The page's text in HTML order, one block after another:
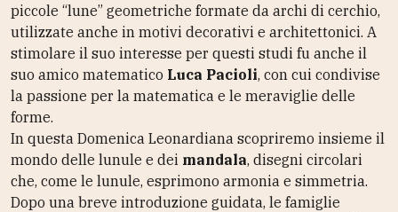
piccole “lune” geometriche formate da archi di cerchio,
utilizzate anche in motivi decorativi e architettonici. A
stimolare il suo interesse per questi studi fu anche il
suo amico matematico Luca Pacioli, con cui condivise
la passione per la matematica e le meraviglie delle
forme.
In questa Domenica Leonardiana scopriremo insieme il
mondo delle lunule e dei mandala, disegni circolari
che, come le lunule, esprimono armonia e simmetria.
Dopo una breve introduzione guidata, le famiglie